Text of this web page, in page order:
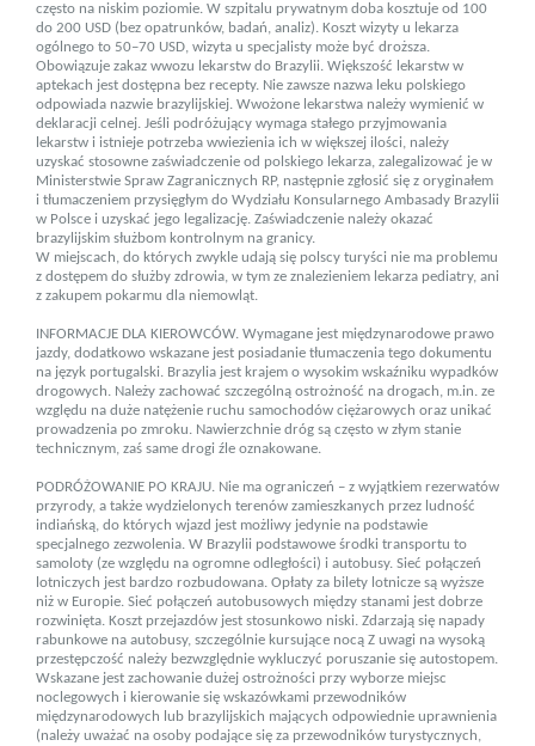
często na niskim poziomie. W szpitalu prywatnym doba kosztuje od 100
do 200 USD (bez opatrunków, badań, analiz). Koszt wizyty u lekarza
ogólnego to 50–70 USD, wizyta u specjalisty może być droższa.
Obowiązuje zakaz wwozu lekarstw do Brazylii. Większość lekarstw w
aptekach jest do­stępna bez recepty. Nie zawsze nazwa leku polskiego
odpowiada nazwie brazylijskiej. Wwożone lekarstwa należy wymienić w
deklaracji celnej. Jeśli podróżujący wymaga stałego przyjmo­wania
lekarstw i istnieje potrzeba wwiezienia ich w większej ilości, należy
uzyskać stosowne zaświadczenie od polskiego lekarza, zalega­lizować je w
Ministerstwie Spraw Zagranicznych RP, następnie zgłosić się z oryginałem
i tłu­maczeniem przysięgłym do Wy­działu Konsu­larnego Ambasady Brazylii
w Polsce i uzyskać jego legalizację. Zaświadczenie należy okazać
brazylijskim służbom kontrolnym na granicy.
W miejscach, do których zwykle udają się polscy turyści nie ma problemu
z dostępem do służby zdrowia, w tym ze znalezieniem lekarza pediatry, ani
z zakupem pokarmu dla niemowląt.
INFORMACJE DLA KIEROWCÓW. Wymagane jest między­narodowe prawo
jazdy, dodatkowo wskazane jest posiadanie tłumaczenia tego dokumentu
na język portugalski. Brazylia jest krajem o wysokim wskaźniku wypadków
drogowych. Należy zachować szczególną ostroż­ność na drogach, m.in. ze
względu na duże natężenie ruchu samo­chodów ciężarowych oraz unikać
prowadzenia po zmroku. Nawierzchnie dróg są często w złym stanie
technicznym, zaś same drogi źle oznakowane.
PODRÓŻOWANIE PO KRAJU. Nie ma ograniczeń – z wyjąt­kiem rezerwatów
przyrody, a także wydzielonych terenów za­mieszkanych przez ludność
indiańską, do których wjazd jest możliwy jedynie na podstawie
specjalnego zezwolenia. W Bra­zylii podstawowe środki transportu to
samoloty (ze względu na ogromne odległości) i autobusy. Sieć połączeń
lotniczych jest bardzo rozbudowana. Opłaty za bilety lotnicze są wyższe
niż w Europie. Sieć połączeń autobusowych między stanami jest dobrze
rozwinięta. Koszt przejazdów jest stosunkowo niski. Zdarzają się napady
rabunkowe na autobusy, szczególnie kursujące nocą Z uwagi na wysoką
przestępczość należy bezwzględnie wyklu­czyć poruszanie się autostopem.
Wskazane jest zacho­wanie dużej ostrożności przy wyborze miejsc
noclegowych i kie­rowanie się wskazówkami przewodników
międzynarodowych lub brazylijskich mających odpowiednie uprawnienia
(należy uważać na osoby podające się za przewodników turystycznych,